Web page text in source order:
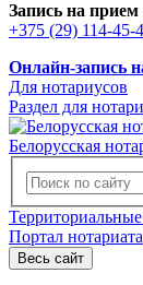
Запись на
+375 (29) 114-45-
Онлайн-запись
Для нотариусов
Раздел для
Белорусская
Портал нотариата
Весь сайт